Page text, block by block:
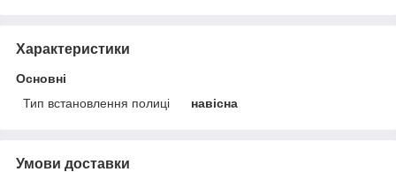
Характеристики
Основні
Тип встановлення полиці
навісна
Умови доставки